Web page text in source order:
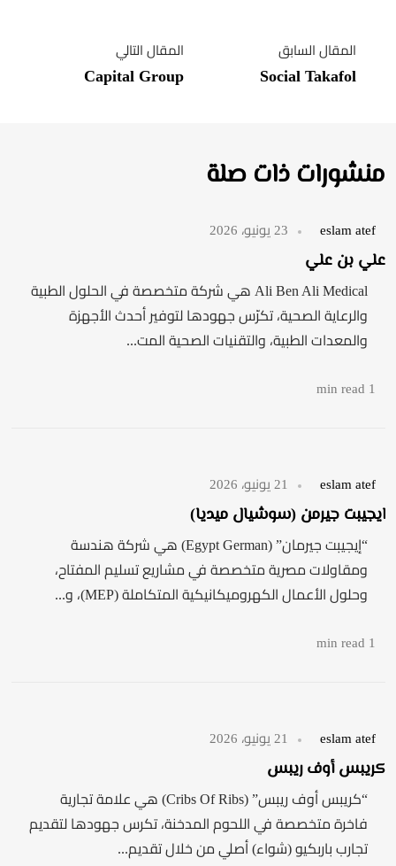
المقال السابق
Social Takafol
المقال التالي
Capital Group
منشورات ذات صلة
eslam atef 23 يونيو، 2026
علي بن علي
Ali Ben Ali Medical هي شركة متخصصة في الحلول الطبية
والرعاية الصحية، تكرّس جهودها لتوفير أحدث الأجهزة
والمعدات الطبية، والتقنيات الصحية المت...
1 min read
eslam atef 21 يونيو، 2026
ايجيبت جيرمن (سوشيال ميديا)
“إيجيبت جيرمان” (Egypt German) هي شركة هندسة
ومقاولات مصرية متخصصة في مشاريع تسليم المفتاح،
وحلول الأعمال الكهروميكانيكية المتكاملة (MEP)، و...
1 min read
eslam atef 21 يونيو، 2026
كريبس أوف ريبس
“كريبس أوف ريبس” (Cribs Of Ribs) هي علامة تجارية
فاخرة متخصصة في اللحوم المدخنة، تكرس جهودها لتقديم
تجارب باربكيو (شواء) أصلي من خلال تقديم...